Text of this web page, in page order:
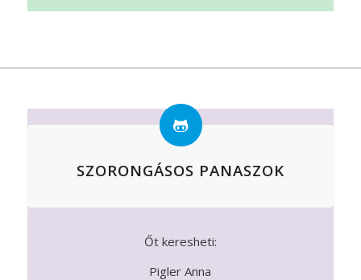
SZORONGÁSOS PANASZOK
Őt keresheti:
Pigler Anna